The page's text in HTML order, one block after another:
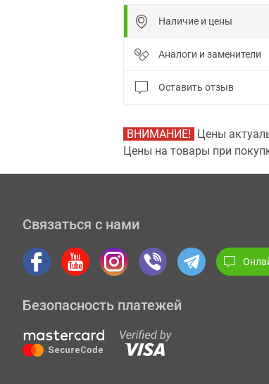
Наличие и цены
Аналоги и заменители
Оставить отзыв
ВНИМАНИЕ! Цены
Цены на товары при
Связаться с нами
Безопасность платежей